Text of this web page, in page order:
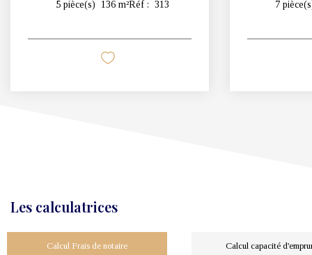
5 pièce(s) 136 m²Réf : 313 7
Les calculatrices
Calcul Frais de notaire Calcul capacité